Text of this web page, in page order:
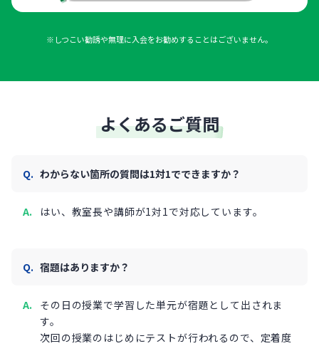
※しつこい勧誘や無理に入会をお勧めすることはございません。
よくあるご質問
わからない箇所の質問は1対1でできますか？
はい、教室長や講師が1対1で対応しています。
宿題はありますか？
その日の授業で学習した単元が宿題として出されま
す。
次回の授業のはじめにテストが行われるので、定着度